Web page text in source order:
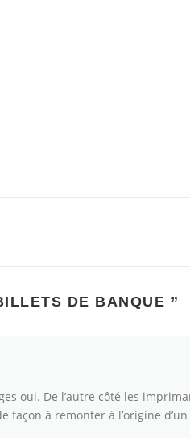
DE BANQUE ”
oui. De l’autre côté les
à remonter à l’origine